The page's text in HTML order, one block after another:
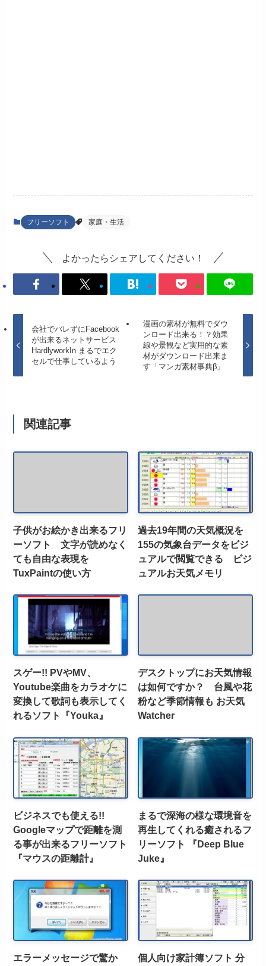
フリーソフト 家庭・生活
よかったらシェアしてください！
会社でバレずにFacebook
が出来るネットサービス
HardlyworkIn まるでエク
セルで仕事しているよう
漫画の素材が無料でダウ
ンロード出来る！？効果
線や景観など実用的な素
材がダウンロード出来ま
す「マンガ素材事典β」
関連記事
子供がお絵かき出来るフリ
ーソフト 文字が読めなく
ても自由な表現を
TuxPaintの使い方
過去19年間の天気概況を
155の気象台データをビジ
ュアルで閲覧できる ビジ
ュアルお天気メモリ
スゲー!! PVやMV、
Youtube楽曲をカラオケに
変換して歌詞も表示してく
れるソフト『Youka』
デスクトップにお天気情報
は如何ですか？ 台風や花
粉など季節情報も お天気
Watcher
ビジネスでも使える!!
Googleマップで距離を測
る事が出来るフリーソフト
『マウスの距離計』
まるで深海の様な環境音を
再生してくれる癒されるフ
リーソフト 『Deep Blue
Juke』
エラーメッセージで驚か
個人向け家計簿ソフト 分